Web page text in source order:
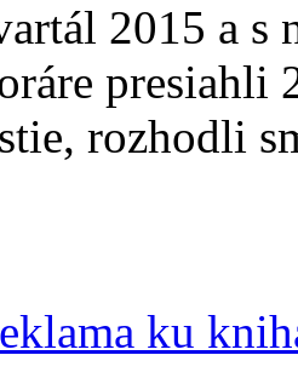
2015 a s
presiahli
rozhodli
ku